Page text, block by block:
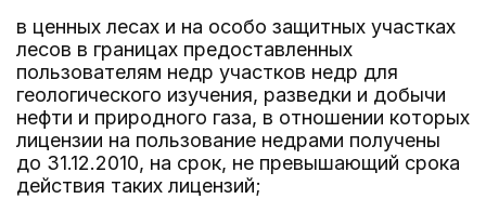
в ценных лесах и на особо защитных участках
лесов в границах предоставленных
пользователям недр участков недр для
геологического изучения, разведки и добычи
нефти и природного газа, в отношении которых
лицензии на пользование недрами получены
до 31.12.2010, на срок, не превышающий срока
действия таких лицензий;